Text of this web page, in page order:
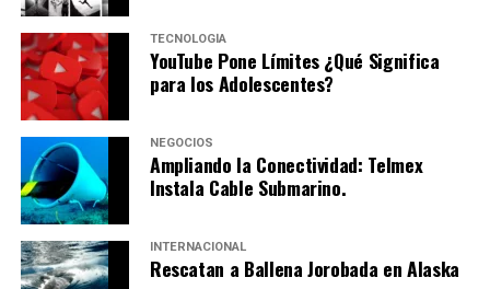
Las 3 Canciones Esenciales de
BTS (Para Entender su
Impacto)
1. «Spring Day» (봄날) – 2017 –
Corea.
✔ Accesibilidad y Calidez: A diferencia de
producciones masivas, este show permite una
conexión más cercana entre el público y los
intérpretes, creando momentos memorables y llenos
de emoción.
Un Espectáculo con Corazón
TECNOLOGÍA
YouTube Pone Límites ¿Qué Significa
para los Adolescentes?
NEGOCIOS
Ampliando la Conectividad: Telmex
Instala Cable Submarino.
INTERNACIONAL
Rescatan a Ballena Jorobada en Alaska